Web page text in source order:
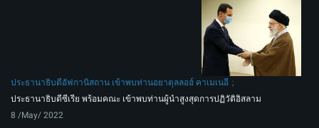
ประธานาธิบดีอัฟกานิสถาน เข้าพบท่านอยาตุลลอฮ์ คาเมเนอี
ประธานาธิบดีซีเรีย พร้อมคณะ เข้าพบท่านผู้นำสูงสุดการปฏิวัติอิสลาม
8 /May/ 2022